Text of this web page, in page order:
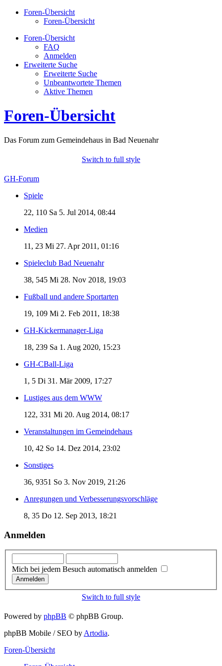
Foren-Übersicht
Foren-Übersicht
Foren-Übersicht
FAQ
Anmelden
Erweiterte Suche
Erweiterte Suche
Unbeantwortete Themen
Aktive Themen
Foren-Übersicht
Das Forum zum Gemeindehaus in Bad Neuenahr
Switch to full style
GH-Forum
Spiele
22, 110 Sa 5. Jul 2014, 08:44
Medien
11, 23 Mi 27. Apr 2011, 01:16
Spieleclub Bad Neuenahr
38, 545 Mi 28. Nov 2018, 19:03
Fußball und andere Sportarten
19, 109 Mi 2. Feb 2011, 18:38
GH-Kickermanager-Liga
18, 239 Sa 1. Aug 2020, 15:23
GH-CBall-Liga
1, 5 Di 31. Mär 2009, 17:27
Lustiges aus dem WWW
122, 331 Mi 20. Aug 2014, 08:17
Veranstaltungen im Gemeindehaus
10, 42 So 14. Dez 2014, 23:02
Sonstiges
36, 9351 So 3. Nov 2019, 21:26
Anregungen und Verbesserungsvorschläge
8, 35 Do 12. Sep 2013, 18:21
Anmelden
Mich bei jedem Besuch automatisch anmelden
Switch to full style
Powered by phpBB © phpBB Group.
phpBB Mobile / SEO by Artodia.
Foren-Übersicht